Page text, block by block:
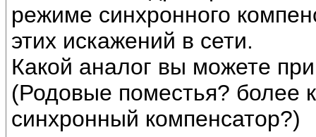
режиме синхронного
этих искажений в сети.
Какой аналог вы можете
(Родовые поместья? более
синхронный компенсатор?)